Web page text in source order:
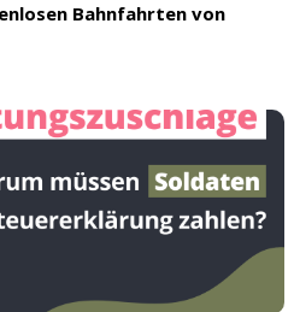
Bahnfahrten von